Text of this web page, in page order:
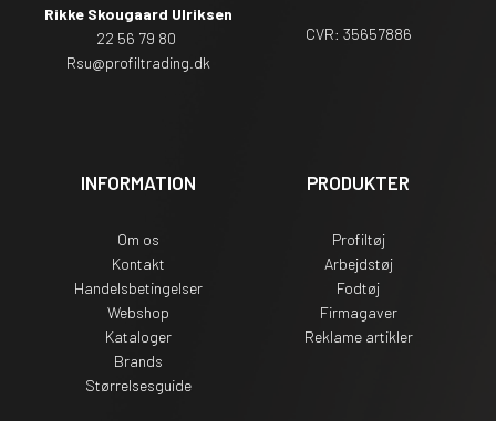
Rikke Skougaard Ulriksen
22 56 79 80
Rsu@profiltrading.dk
CVR: 35657886
INFORMATION
Om os
Kontakt
Handelsbetingelser
Webshop
Kataloger
Brands
Størrelsesguide
PRODUKTER
Profiltøj
Arbejdstøj
Fodtøj
Firmagaver
Reklame artikler